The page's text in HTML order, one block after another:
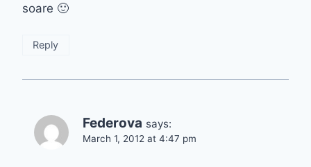
soare 🙂
Reply
Federova says:
March 1, 2012 at 4:47 pm